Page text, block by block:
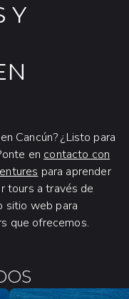
Y
Cancún? ¿Listo para
en contacto con
para aprender
tours a través de
sitio web para
que ofrecemos.